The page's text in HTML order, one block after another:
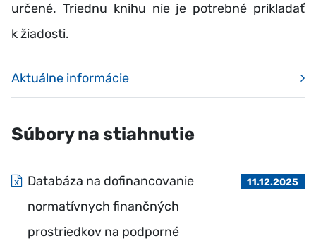
určené. Triednu knihu nie je potrebné prikladať
k žiadosti.
Aktuálne informácie
Súbory na stiahnutie
Databáza na dofinancovanie
normatívnych finančných
prostriedkov na podporné
11.12.2025